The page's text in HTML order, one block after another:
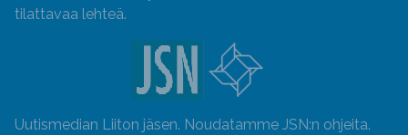
tilattavaa lehteä.
Uutismedian Liiton jäsen. Noudatamme JSN:n ohjeita.